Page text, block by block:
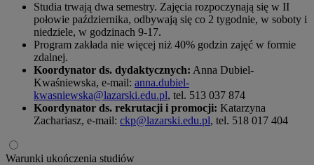
Studia trwają dwa semestry. Zajęcia rozpoczynają się w II
połowie października, odbywają się co 2 tygodnie, w soboty i
niedziele, w godzinach 9-17.
Program zakłada nie więcej niż 40% godzin zajęć w formie
zdalnej.
Koordynator ds. dydaktycznych: Anna Dubiel-
Kwaśniewska, e-mail: anna.dubiel-
kwasniewska@lazarski.edu.pl, tel. 513 037 874
Koordynator ds. rekrutacji i promocji: Katarzyna
Zachariasz, e-mail: ckp@lazarski.edu.pl, tel. 518 017 404
Warunki ukończenia studiów